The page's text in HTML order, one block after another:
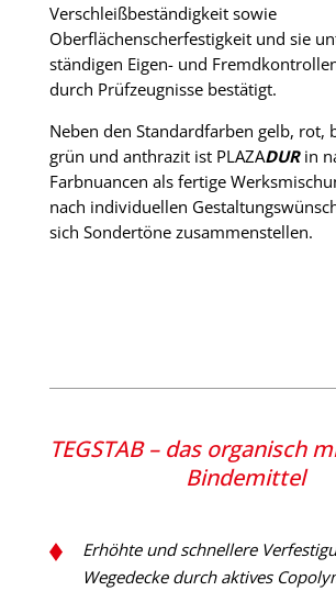
Verschleißbeständigkeit sowie
Oberflächenscherfestigkeit und sie
ständigen Eigen- und
durch Prüfzeugnisse bestätigt.
Neben den Standardfarben gelb, rot,
grün und anthrazit ist PLAZADURin
Farbnuancen als fertige
nach individuellen
sich Sondertöne zusammenstellen.
TEGSTAB – das organisch
Bindemittel
Erhöhte und schnellere
Wegedecke durch aktives